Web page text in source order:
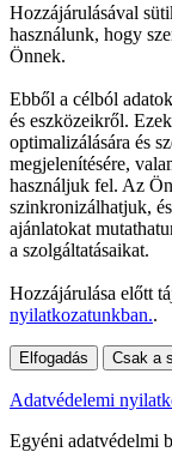
Hozzájárulásával
használunk, hogy
Önnek.
Ebből a célból
és eszközeikről.
optimalizálására és
megjelenítésére,
használjuk fel. Az
szinkronizálhatjuk,
ajánlatokat
a szolgáltatásaikat.
Hozzájárulása előtt
nyilatkozatunkban..
Elfogadás Csak a
Adatvédelemi
Egyéni adatvédelmi